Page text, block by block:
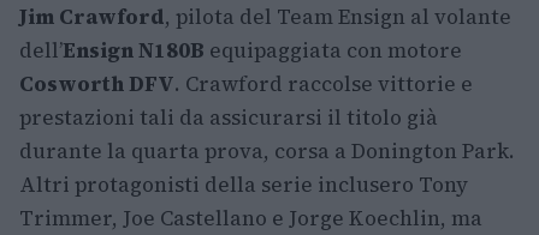
Jim Crawford, pilota del Team Ensign al volante
dell’Ensign N180B equipaggiata con motore
Cosworth DFV. Crawford raccolse vittorie e
prestazioni tali da assicurarsi il titolo già
durante la quarta prova, corsa a Donington Park.
Altri protagonisti della serie inclusero Tony
Trimmer, Joe Castellano e Jorge Koechlin, ma